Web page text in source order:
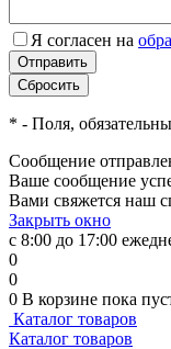
Я согласен на
* - Поля,
Сообщение
Ваше сообщение
Вами свяжется наш
Закрыть окно
с 8:00 до 17:00
0
0
0 В корзине пока
Каталог товаров
Каталог товаров